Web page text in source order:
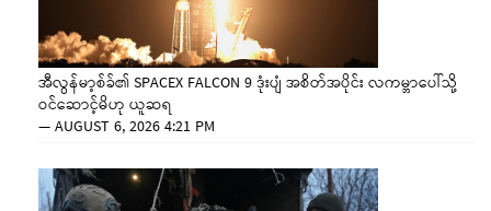
အီလွန်မာ့စ်ခ်၏ SPACEX FALCON 9 ဒုံးပျံ အစိတ်အပိုင်း လကမ္ဘာပေါ်သို့
ဝင်ဆောင့်မိဟု ယူဆရ
—AUGUST 6, 2026 4:21 PM